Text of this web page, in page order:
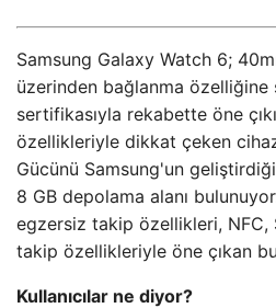
Samsung Galaxy Watch 6;
üzerinden bağlanma özelliğine
sertifikasıyla rekabette öne
özellikleriyle dikkat çeken
Gücünü Samsung'un
8 GB depolama alanı
egzersiz takip özellikleri, NFC,
takip özellikleriyle öne çıkan
Kullanıcılar ne diyor?